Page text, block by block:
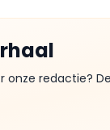
onze redactie?